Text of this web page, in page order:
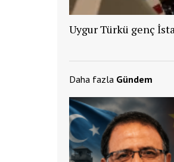
Uygur Türkü genç
Daha fazla Gündem